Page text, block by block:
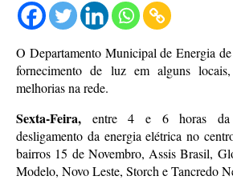
O Departamento Municipal de Energia
fornecimento de luz em alguns
melhorias na rede.
Sexta-Feira, entre 4 e 6 horas da
desligamento da energia elétrica no
bairros 15 de Novembro, Assis Brasil,
Modelo, Novo Leste, Storch e Tancredo